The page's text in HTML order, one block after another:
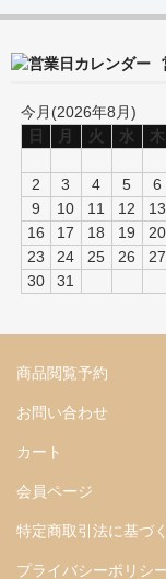
今月(2026年8月)
日
月 火 水 木
2
3 4 5 6
9
10 11 12 13
16
17 18 19 20
23
24 25 26 27
30
31
商品閲覧予約
お問い合わせ
カート
会員ページ
特定商取引法に基づ
プライバシーポリシ